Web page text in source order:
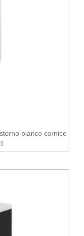
bianco cornice